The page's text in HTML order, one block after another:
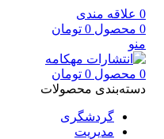
0 علاقه مندی
0 محصول 0 تومان
منو
0 محصول 0 تومان
دسته‌بندی محصولات
گردشگری
مدیریت